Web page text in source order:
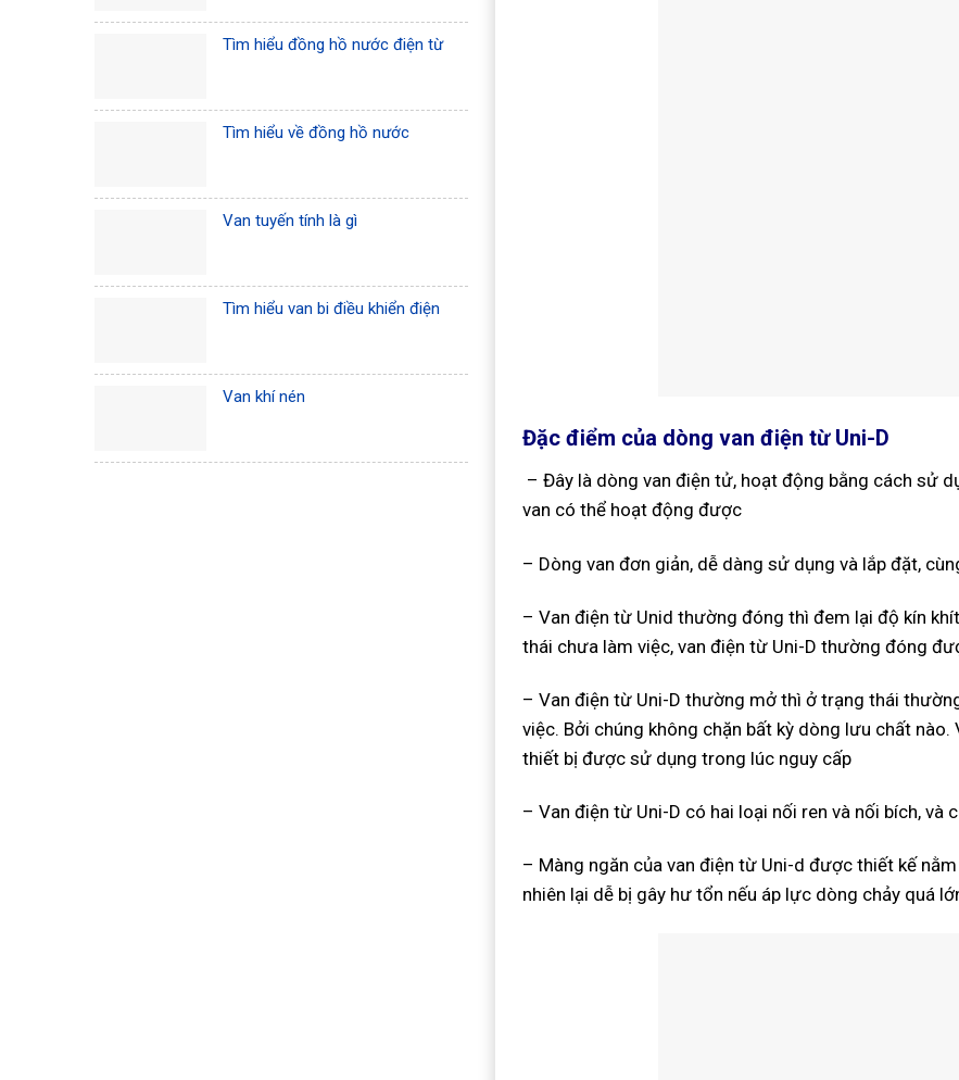
Tìm hiểu đồng hồ nước điện từ
Tìm hiểu về đồng hồ nước
Van tuyến tính là gì
Tìm hiểu van bi điều khiển điện
Van khí nén
Đặc điểm của dòng van điện từ Uni-D
– Đây là dòng van điện tử, hoạt động bằng cách sử
van có thể hoạt động được
– Dòng van đơn giản, dễ dàng sử dụng và lắp đặt,
– Van điện từ Unid thường đóng thì đem lại độ kín
thái chưa làm việc, van điện từ Uni-D thường đóng
– Van điện từ Uni-D thường mở thì ở trạng thái
việc. Bởi chúng không chặn bất kỳ dòng lưu chất
thiết bị được sử dụng trong lúc nguy cấp
– Van điện từ Uni-D có hai loại nối ren và nối bích, và
– Màng ngăn của van điện từ Uni-d được thiết kế
nhiên lại dễ bị gây hư tổn nếu áp lực dòng chảy quá